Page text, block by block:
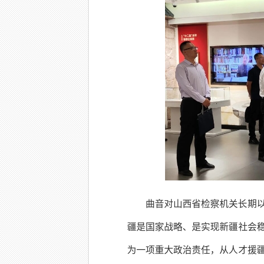
曲音对山西省检察机关长期
疆是国家战略、是实现新疆社会
为一项重大政治责任，从人才援